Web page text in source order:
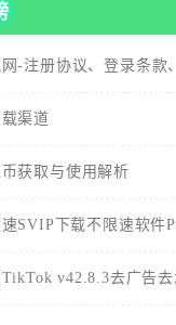
-注册协议、登录条款
渠道
获取与使用解析
SVIP下载不限速软件
v42.8.3去广告